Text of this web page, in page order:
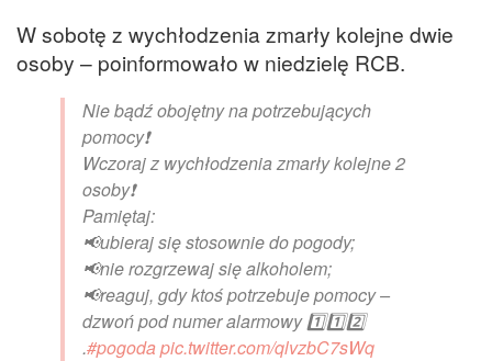
W sobotę z wychłodzenia zmarły kolejne dwie
osoby – poinformowało w niedzielę RCB.
Nie bądź obojętny na potrzebujących
pomocy❗️
Wczoraj z wychłodzenia zmarły kolejne 2
osoby❗️
Pamiętaj:
📢ubieraj się stosownie do pogody;
📢nie rozgrzewaj się alkoholem;
📢reaguj, gdy ktoś potrzebuje pomocy –
dzwoń pod numer alarmowy 1️⃣1️⃣2️⃣
.#pogodapic.twitter.com/qlvzbC7sWq